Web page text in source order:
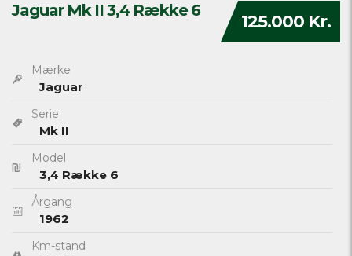
125.000 Kr.
Jaguar Mk II 3,4 Række 6
Mærke
Jaguar
Serie
Mk II
Model
3,4 Række 6
Årgang
1962
Km-stand